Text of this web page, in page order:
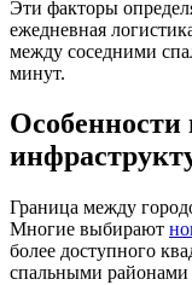
Эти факторы
ежедневная
между соседними
минут.
Особенности
Граница между
Многие выбирают
более доступного
спальными